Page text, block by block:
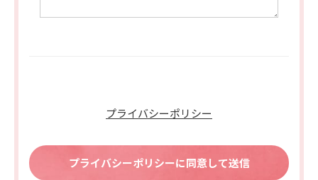
プライバシーポリシー